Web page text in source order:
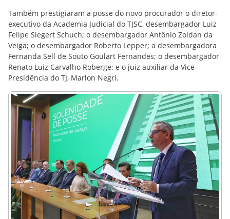
Também prestigiaram a posse do novo procurador o diretor-
executivo da Academia Judicial do TJSC, desembargador Luiz
Felipe Siegert Schuch; o desembargador Antônio Zoldan da
Veiga; o desembargador Roberto Lepper; a desembargadora
Fernanda Sell de Souto Goulart Fernandes; o desembargador
Renato Luiz Carvalho Roberge; e o juiz auxiliar da Vice-
Presidência do TJ, Marlon Negri.